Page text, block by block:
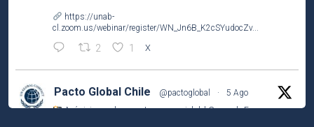
https://unab-
cl.zoom.us/webinar/register/WN_Jn6B_K2cSYudocZv...
2 1 X
Pacto Global Chile @pactoglobal ·
5 Ago
Así vivimos el encuentro presencial del Grupo de Empresas